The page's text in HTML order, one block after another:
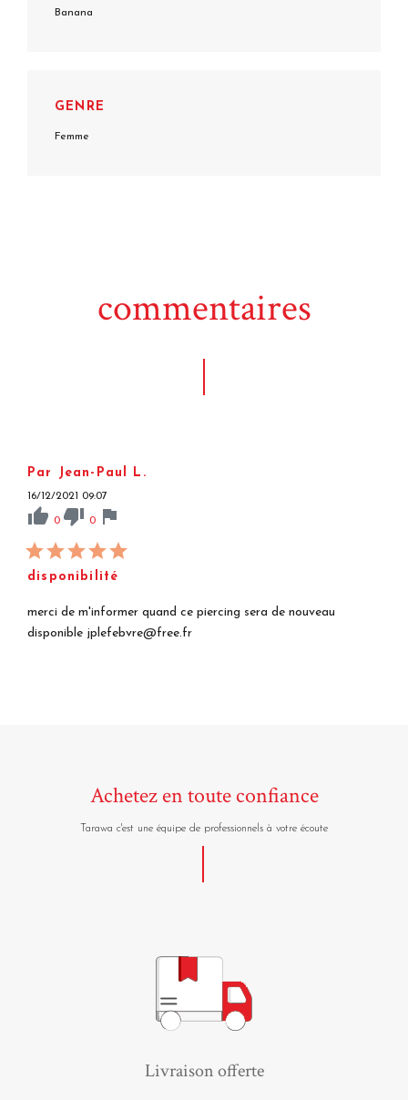
Banana
GENRE
Femme
commentaires
Par Jean-Paul L.
16/12/2021 09:07
thumb_up 0 thumb_down 0 flag
disponibilité
merci de m'informer quand ce piercing sera de nouveau
disponible jplefebvre@free.fr
Achetez en toute confiance
Tarawa c'est une équipe de professionnels à votre écoute
Livraison offerte